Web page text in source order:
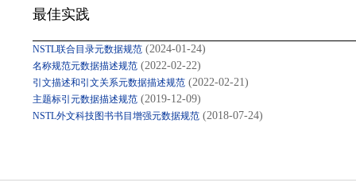
最佳实践
NSTL联合目录元数据规范 (2024-01-24)
名称规范元数据描述规范 (2022-02-22)
引文描述和引文关系元数据描述规范 (2022-02-21)
主题标引元数据描述规范 (2019-12-09)
NSTL外文科技图书书目增强元数据规范 (2018-07-24)